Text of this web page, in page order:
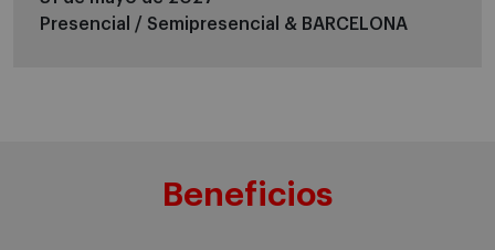
Presencial / Semipresencial & BARCELONA
Beneficios